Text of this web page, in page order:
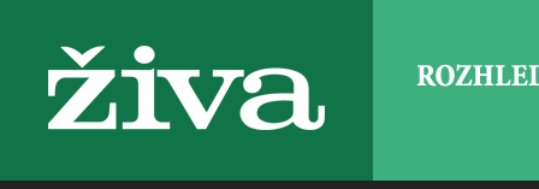
živa